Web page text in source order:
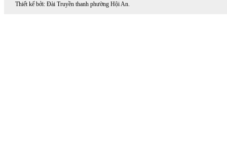
Thiết kế bởi: Đài Truyền thanh phường Hội An.